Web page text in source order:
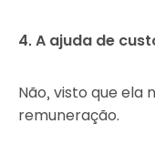
4. A ajuda de
Não, visto que ela
remuneração.